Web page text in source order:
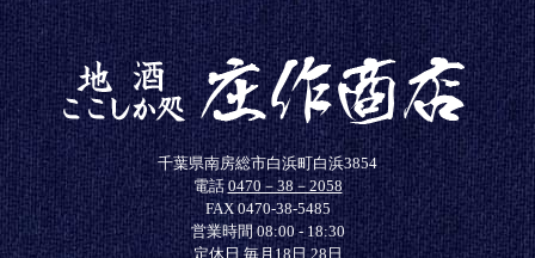
千葉県南房総市白浜町白浜3854
電話0470－38－2058
FAX 0470-38-5485
営業時間 08:00 - 18:30
定休日 毎月18日,28日